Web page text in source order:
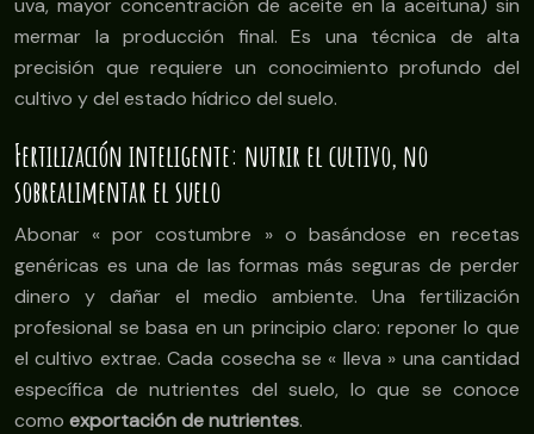
uva, mayor concentración de aceite en la aceituna) sin
mermar la producción final. Es una técnica de alta
precisión que requiere un conocimiento profundo del
cultivo y del estado hídrico del suelo.
Fertilización inteligente: nutrir el cultivo, no
sobrealimentar el suelo
Abonar « por costumbre » o basándose en recetas
genéricas es una de las formas más seguras de perder
dinero y dañar el medio ambiente. Una fertilización
profesional se basa en un principio claro: reponer lo que
el cultivo extrae. Cada cosecha se « lleva » una cantidad
específica de nutrientes del suelo, lo que se conoce
como exportación de nutrientes.